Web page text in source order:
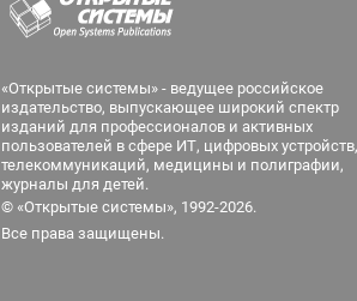
«Открытые системы» - ведущее российское
издательство, выпускающее широкий спектр
изданий для профессионалов и активных
пользователей в сфере ИТ, цифровых устройств,
телекоммуникаций, медицины и полиграфии,
журналы для детей.
© «Открытые системы», 1992-2026.
Все права защищены.